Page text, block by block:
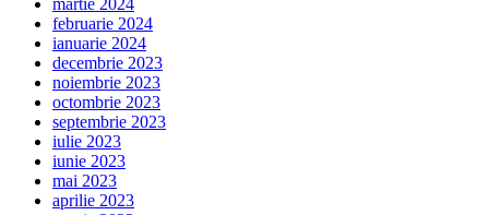
martie 2024
februarie 2024
ianuarie 2024
decembrie 2023
noiembrie 2023
octombrie 2023
septembrie 2023
iulie 2023
iunie 2023
mai 2023
aprilie 2023